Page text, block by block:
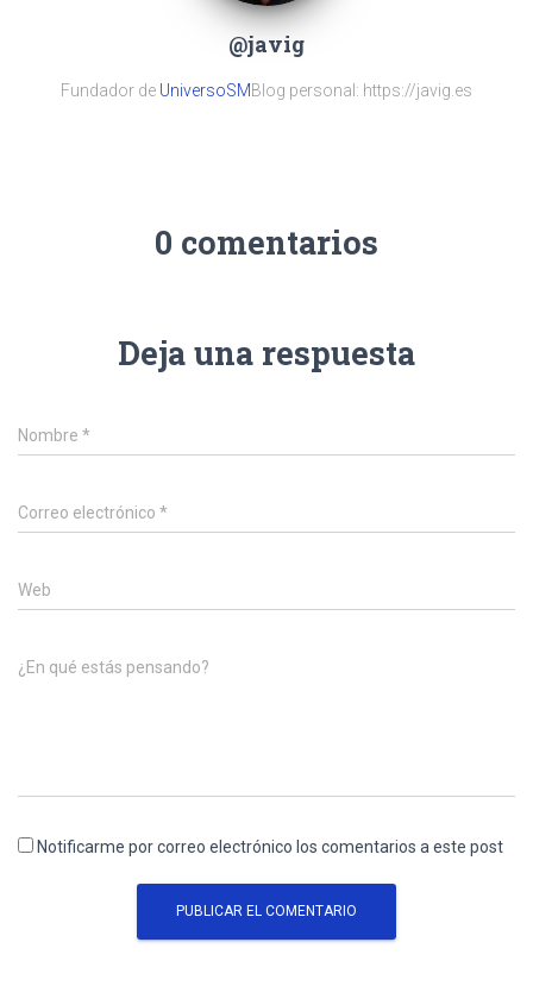
@javig
Fundador de UniversoSMBlog personal: https://javig.es
0 comentarios
Deja una respuesta
Nombre *
Correo electrónico *
Web
¿En qué estás pensando?
Notificarme por correo electrónico los comentarios a este post